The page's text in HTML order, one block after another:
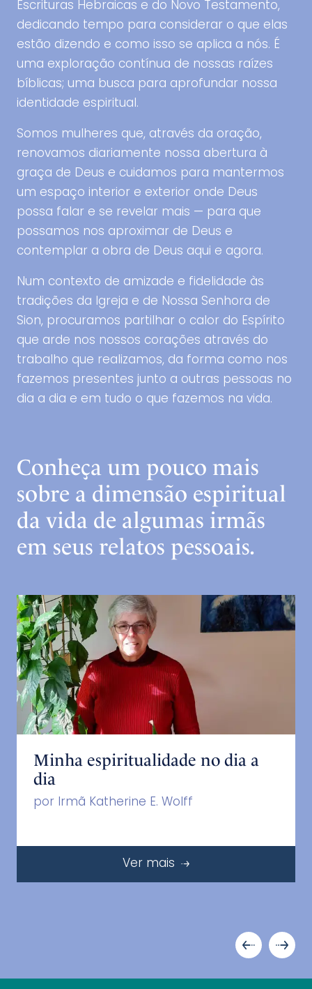
Escrituras Hebraicas e do Novo Testamento,
dedicando tempo para considerar o que elas
estão dizendo e como isso se aplica a nós. É
uma exploração contínua de nossas raízes
bíblicas; uma busca para aprofundar nossa
identidade espiritual.
Somos mulheres que, através da oração,
renovamos diariamente nossa abertura à
graça de Deus e cuidamos para mantermos
um espaço interior e exterior onde Deus
possa falar e se revelar mais — para que
possamos nos aproximar de Deus e
contemplar a obra de Deus aqui e agora.
Num contexto de amizade e fidelidade às
tradições da Igreja e de Nossa Senhora de
Sion, procuramos partilhar o calor do Espírito
que arde nos nossos corações através do
trabalho que realizamos, da forma como nos
fazemos presentes junto a outras pessoas no
dia a dia e em tudo o que fazemos na vida.
Conheça um pouco mais
sobre a dimensão espiritual
da vida de algumas irmãs
em seus relatos pessoais.
Minha espiritualidade no dia a
dia
por Irmã Katherine E. Wolff
Ver mais